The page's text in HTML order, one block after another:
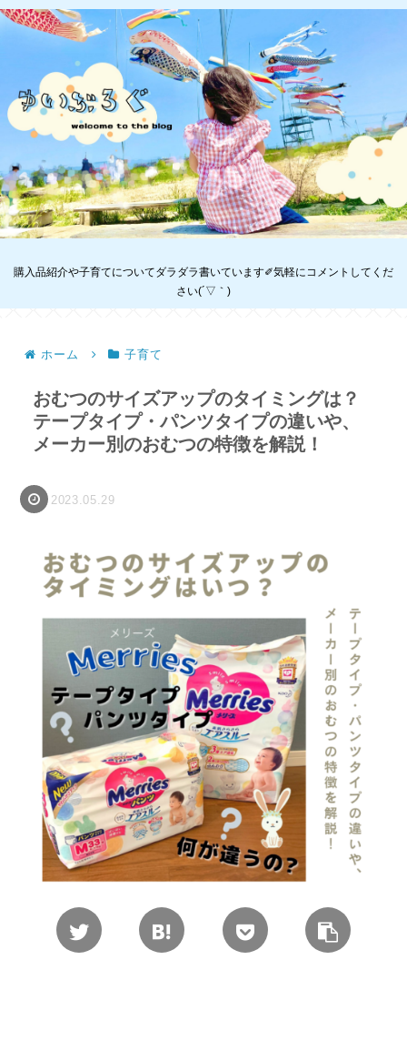
購入品紹介や子育てについてダラダラ書いています✐気軽にコメントしてくだ
さい(´▽｀)
ホーム 子育て
おむつのサイズアップのタイミングは？
テープタイプ・パンツタイプの違いや、
メーカー別のおむつの特徴を解説！
2023.05.29